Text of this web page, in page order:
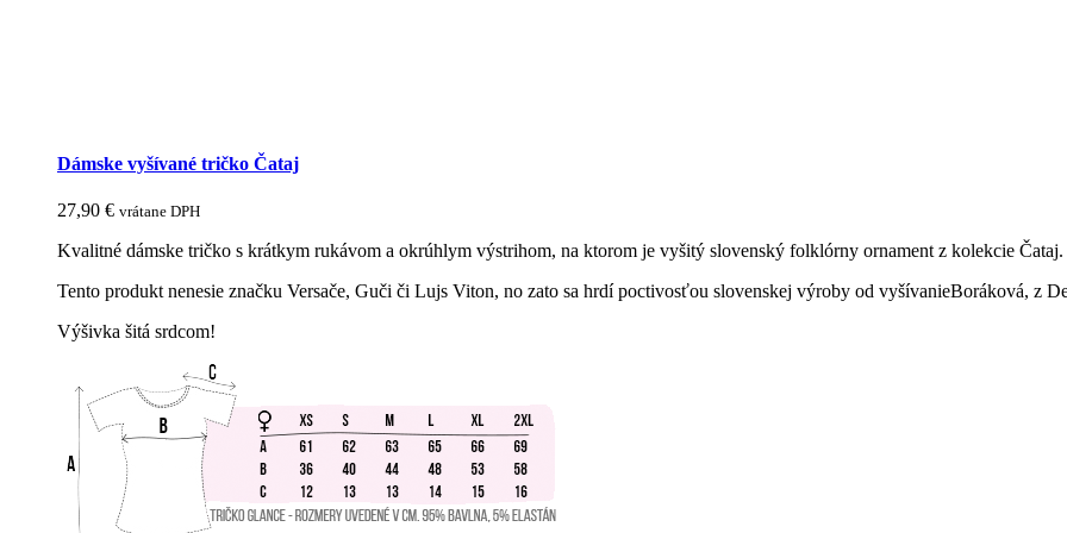
Dámske vyšívané tričko Čataj
27,90 € vrátane DPH
Kvalitné dámske tričko s krátkym rukávom a okrúhlym výstrihom, na ktorom je vyšitý slovenský folklórny ornament z kolekcie Čataj.
Tento produkt nenesie značku Versače, Guči či Lujs Viton, no zato sa hrdí poctivosťou slovenskej výroby od vyšívanieBoráková, z
Výšivka šitá srdcom!